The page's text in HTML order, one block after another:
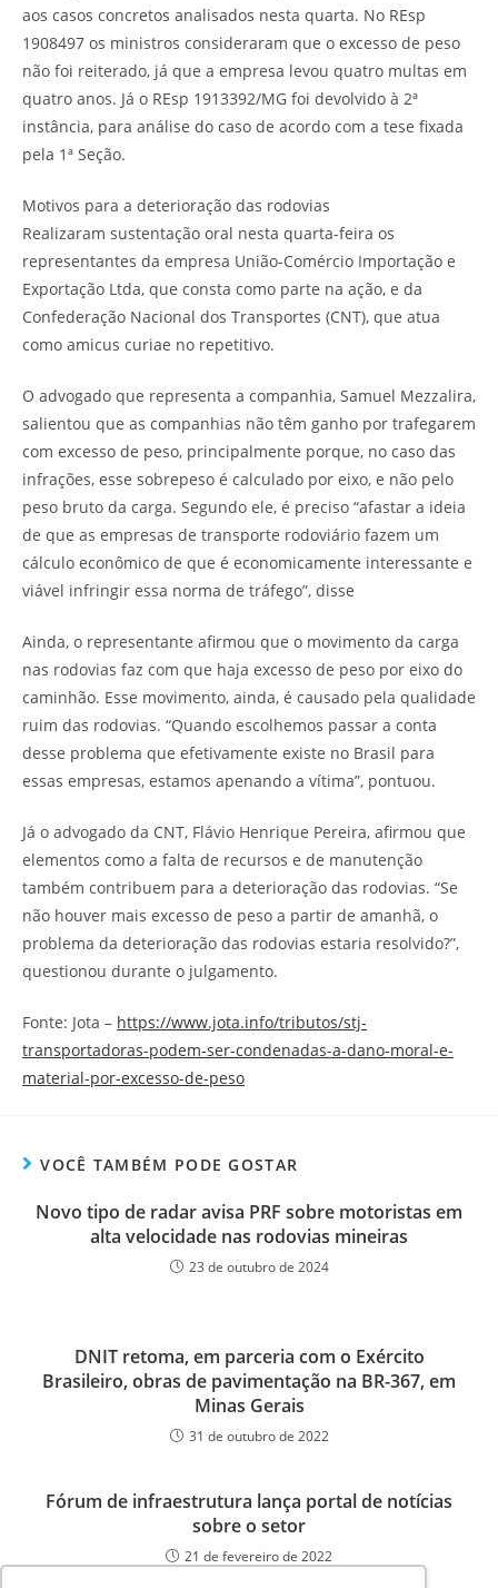
aos casos concretos analisados nesta quarta. No REsp
1908497 os ministros consideraram que o excesso de peso
não foi reiterado, já que a empresa levou quatro multas em
quatro anos. Já o REsp 1913392/MG foi devolvido à 2ª
instância, para análise do caso de acordo com a tese fixada
pela 1ª Seção.
Motivos para a deterioração das rodovias
Realizaram sustentação oral nesta quarta-feira os
representantes da empresa União-Comércio Importação e
Exportação Ltda, que consta como parte na ação, e da
Confederação Nacional dos Transportes (CNT), que atua
como amicus curiae no repetitivo.
O advogado que representa a companhia, Samuel Mezzalira,
salientou que as companhias não têm ganho por trafegarem
com excesso de peso, principalmente porque, no caso das
infrações, esse sobrepeso é calculado por eixo, e não pelo
peso bruto da carga. Segundo ele, é preciso “afastar a ideia
de que as empresas de transporte rodoviário fazem um
cálculo econômico de que é economicamente interessante e
viável infringir essa norma de tráfego”, disse
Ainda, o representante afirmou que o movimento da carga
nas rodovias faz com que haja excesso de peso por eixo do
caminhão. Esse movimento, ainda, é causado pela qualidade
ruim das rodovias. “Quando escolhemos passar a conta
desse problema que efetivamente existe no Brasil para
essas empresas, estamos apenando a vítima”, pontuou.
Já o advogado da CNT, Flávio Henrique Pereira, afirmou que
elementos como a falta de recursos e de manutenção
também contribuem para a deterioração das rodovias. “Se
não houver mais excesso de peso a partir de amanhã, o
problema da deterioração das rodovias estaria resolvido?”,
questionou durante o julgamento.
Fonte: Jota – https://www.jota.info/tributos/stj-
transportadoras-podem-ser-condenadas-a-dano-moral-e-
material-por-excesso-de-peso
VOCÊ TAMBÉM PODE GOSTAR
Novo tipo de radar avisa PRF sobre motoristas em
alta velocidade nas rodovias mineiras
23 de outubro de 2024
DNIT retoma, em parceria com o Exército
Brasileiro, obras de pavimentação na BR-367, em
Minas Gerais
31 de outubro de 2022
Fórum de infraestrutura lança portal de notícias
sobre o setor
21 de fevereiro de 2022